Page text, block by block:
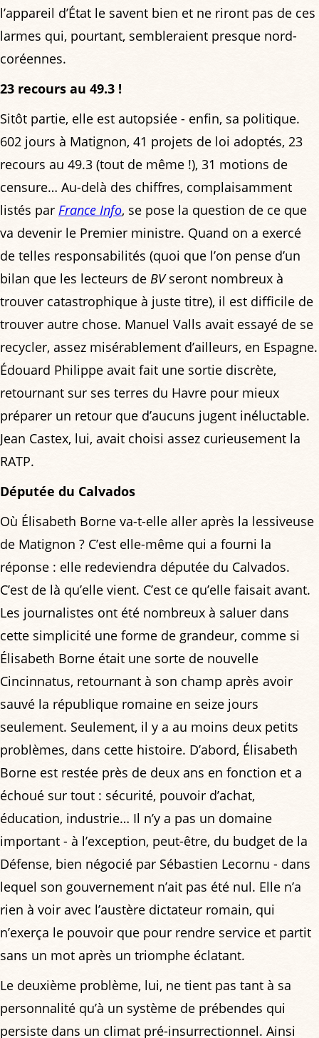
l’appareil d’État le savent bien et ne riront pas de ces
larmes qui, pourtant, sembleraient presque nord-
coréennes.
23 recours au 49.3 !
Sitôt partie, elle est autopsiée - enfin, sa politique.
602 jours à Matignon, 41 projets de loi adoptés, 23
recours au 49.3 (tout de même !), 31 motions de
censure… Au-delà des chiffres, complaisamment
listés par France Info, se pose la question de ce que
va devenir le Premier ministre. Quand on a exercé
de telles responsabilités (quoi que l’on pense d’un
bilan que les lecteurs de BVseront nombreux à
trouver catastrophique à juste titre), il est difficile de
trouver autre chose. Manuel Valls avait essayé de se
recycler, assez misérablement d’ailleurs, en Espagne.
Édouard Philippe avait fait une sortie discrète,
retournant sur ses terres du Havre pour mieux
préparer un retour que d’aucuns jugent inéluctable.
Jean Castex, lui, avait choisi assez curieusement la
RATP.
Députée du Calvados
Où Élisabeth Borne va-t-elle aller après la lessiveuse
de Matignon ? C’est elle-même qui a fourni la
réponse : elle redeviendra députée du Calvados.
C’est de là qu’elle vient. C’est ce qu’elle faisait avant.
Les journalistes ont été nombreux à saluer dans
cette simplicité une forme de grandeur, comme si
Élisabeth Borne était une sorte de nouvelle
Cincinnatus, retournant à son champ après avoir
sauvé la république romaine en seize jours
seulement. Seulement, il y a au moins deux petits
problèmes, dans cette histoire. D’abord, Élisabeth
Borne est restée près de deux ans en fonction et a
échoué sur tout : sécurité, pouvoir d’achat,
éducation, industrie… Il n’y a pas un domaine
important - à l’exception, peut-être, du budget de la
Défense, bien négocié par Sébastien Lecornu - dans
lequel son gouvernement n’ait pas été nul. Elle n’a
rien à voir avec l’austère dictateur romain, qui
n’exerça le pouvoir que pour rendre service et partit
sans un mot après un triomphe éclatant.
Le deuxième problème, lui, ne tient pas tant à sa
personnalité qu’à un système de prébendes qui
persiste dans un climat pré-insurrectionnel. Ainsi